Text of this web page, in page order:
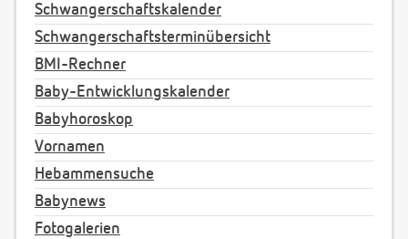
Schwangerschaftskalender
Schwangerschaftsterminübersicht
BMI-Rechner
Baby-Entwicklungskalender
Babyhoroskop
Vornamen
Hebammensuche
Babynews
Fotogalerien